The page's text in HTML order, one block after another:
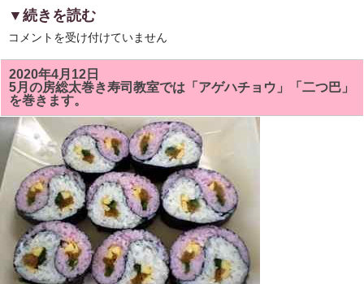
▼続きを読む
６
の
房
総
太
巻
き
ず
し
教
室
は、
「ア
ヤ
メ」
「二
の
花」
を
巻
コメントを受け付けていません
2020年4月12日
5月の房総太巻き寿司教室では「アゲハチョウ」「二つ巴」
を巻きます。